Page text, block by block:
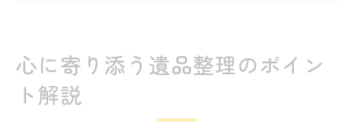
故人を想う遺品整理の進め方と特徴
故人の想いを大切にする遺品整理の工夫
遺品整理で大切な品を見極めるポイント
心に寄り添う遺品整理のポイン
ト解説